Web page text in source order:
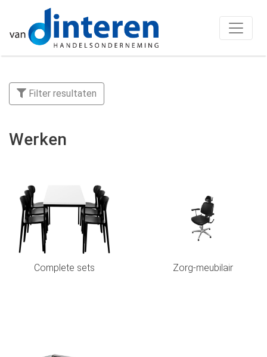
Filter resultaten
Werken
Complete sets Zorg-meubilair